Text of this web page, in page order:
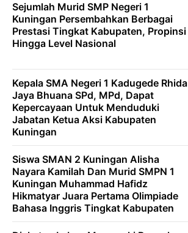
Sejumlah Murid SMP Negeri 1
Kuningan Persembahkan Berbagai
Prestasi Tingkat Kabupaten, Propinsi
Hingga Level Nasional
Kepala SMA Negeri 1 Kadugede Rhida
Jaya Bhuana SPd, MPd, Dapat
Kepercayaan Untuk Menduduki
Jabatan Ketua Aksi Kabupaten
Kuningan
Siswa SMAN 2 Kuningan Alisha
Nayara Kamilah Dan Murid SMPN 1
Kuningan Muhammad Hafidz
Hikmatyar Juara Pertama Olimpiade
Bahasa Inggris Tingkat Kabupaten